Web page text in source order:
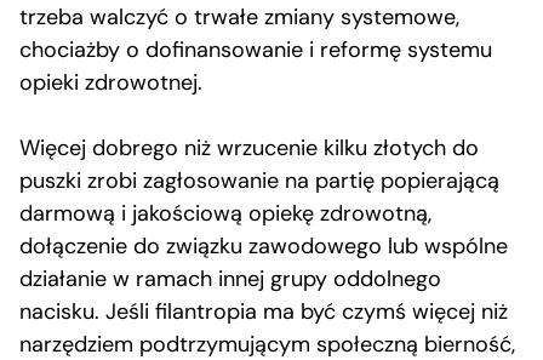
trzeba walczyć o trwałe zmiany systemowe,
chociażby o dofinansowanie i reformę systemu
opieki zdrowotnej.
Więcej dobrego niż wrzucenie kilku złotych do
puszki zrobi zagłosowanie na partię popierającą
darmową i jakościową opiekę zdrowotną,
dołączenie do związku zawodowego lub wspólne
działanie w ramach innej grupy oddolnego
nacisku. Jeśli filantropia ma być czymś więcej niż
narzędziem podtrzymującym społeczną bierność,